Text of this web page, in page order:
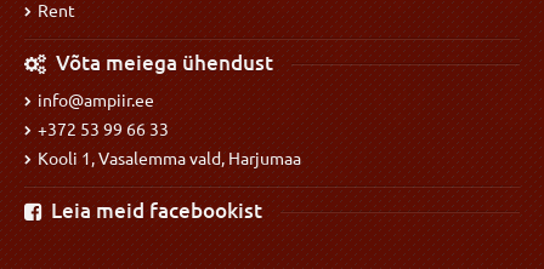
Rent
Võta meiega ühendust
info@ampiir.ee
+372 53 99 66 33
Kooli 1, Vasalemma vald, Harjumaa
Leia meid facebookist